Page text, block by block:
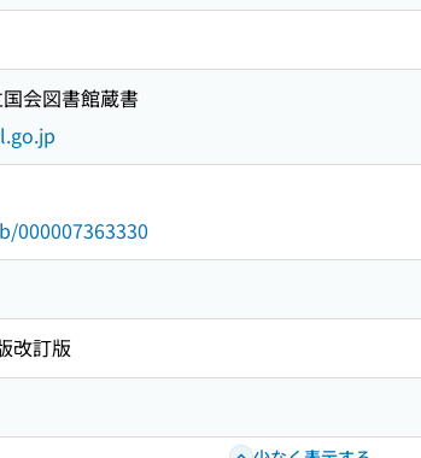
会図書館蔵書
000007363330
改訂版